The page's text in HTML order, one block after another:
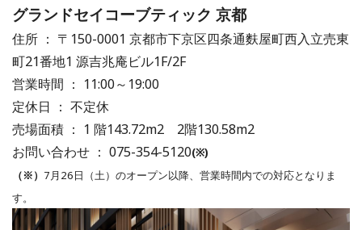
グランドセイコーブティック 京都
住所 ： 〒150-0001 京都市下京区四条通麩屋町西入立売東
町21番地1 源吉兆庵ビル1F/2F
営業時間 ： 11:00～19:00
定休日 ： 不定休
売場面積 ： 1 階143.72m2 2階130.58m2
お問い合わせ ： 075-354-5120(※)
（※） 7月26日（土）のオープン以降、営業時間内での対応となりま
す。